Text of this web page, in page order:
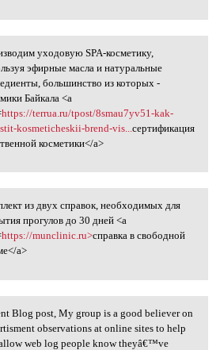
уходовую SPA
уходовую SPA-косметику,
эфирные масла и натуральные
большинство из которых -
Байкала <a
https://terrua.ru/tpost/8smau7yv51-kak-
kosmeticheskii-brend-vis... сертификация
косметики</a>
из двух справок,
из двух справок, необходимых для
прогулов до 30 дней <a
https://munclinic.ru>справка в свободной
a>
Blog post, My group is
Blog post, My group is a good believer on
observations at online sites to help
web log people know theyâ€™ve